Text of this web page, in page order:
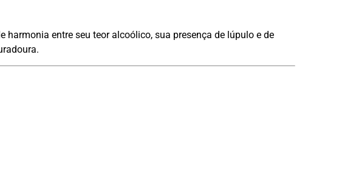
entre seu teor alcoólico, sua presença de lúpulo e de